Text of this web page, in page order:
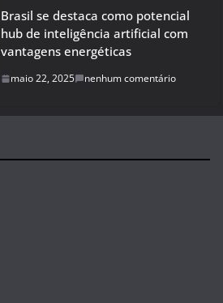
Brasil se destaca como potencial
hub de inteligência artificial com
vantagens energéticas
maio 22, 2025 nenhum comentário